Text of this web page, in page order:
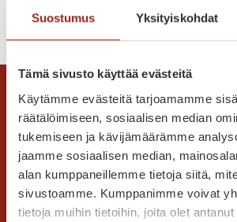
Suostumus Yksityiskohdat
Tämä sivusto käyttää evästeitä
Käytämme evästeitä tarjoamamme
räätälöimiseen, sosiaalisen median
tukemiseen ja kävijämäärämme
jaamme sosiaalisen median,
alan kumppaneillemme tietoja siitä,
sivustoamme. Kumppanimme voivat
tietoja muihin tietoihin, joita olet
Saga Care Finland Oy